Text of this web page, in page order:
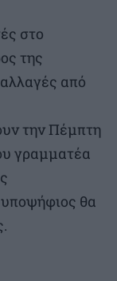
στο
της
από
την Πέμπτη
γραμματέα
θα